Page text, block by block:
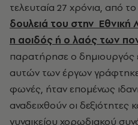
τελευταία 27 χρόνια, από
δουλειά του στην Εθνική
η αοιδός ή ο λαός των
παρατήρησε ο δημιουργός
αυτών των έργων γράφτηκε
φωνές, ήταν επομένως
αναδειχθούν οι δεξιότητες
γυναικείου χορωδιακού